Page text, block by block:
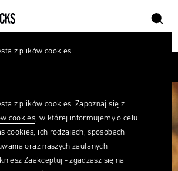
szukaj
z plików cookies.
z plików cookies. Zapoznaj się z
cookies, w której informujemy o celu
cookies, ich rodzajach, sposobach
oraz naszych zaufanych
Zaakceptuj - zgadzasz się na